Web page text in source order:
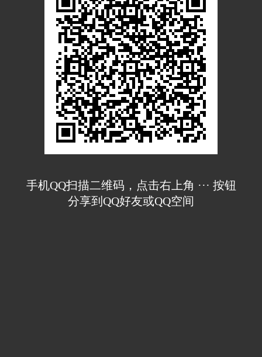
手机QQ扫描二维码，点击右上角 ··· 按钮
分享到QQ好友或QQ空间